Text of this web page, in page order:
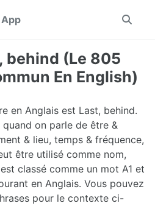
Toggle
behind (Le 805
En English)
en Anglais est Last, behind.
on parle de être &
& lieu, temps & fréquence,
être utilisé comme nom,
classé comme un mot A1 et
en Anglais. Vous pouvez
pour le contexte ci-